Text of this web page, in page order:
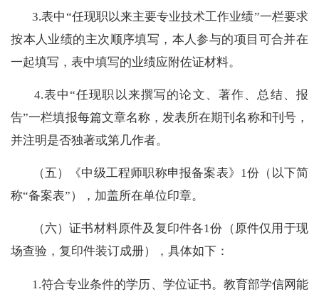
3.表中“任现职以来主要专业技术工作业绩”一栏要求
按本人业绩的主次顺序填写，本人参与的项目可合并在
一起填写，表中填写的业绩应附佐证材料。
4.表中“任现职以来撰写的论文、著作、总结、报
告”一栏填报每篇文章名称，发表所在期刊名称和刊号，
并注明是否独著或第几作者。
（五） 《中级工程师职称申报备案表》 1份 （ 以下简
称“备案表”） ， 加盖所在单位印章。
（六）证书材料原件及复印件各1份（原件仅用于现
场查验，复印件装订成册），具体如下：
1.符合专业条件的学历、学位证书。 教育部学信网能